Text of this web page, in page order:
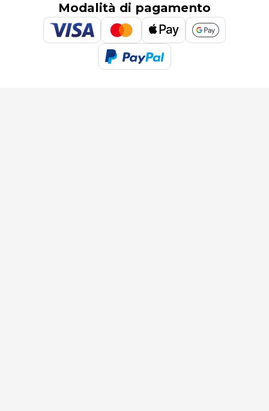
Modalità di pagamento